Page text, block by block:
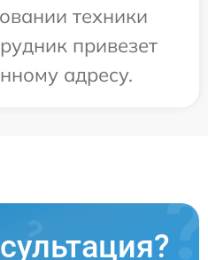
техники
привезет
адресу.